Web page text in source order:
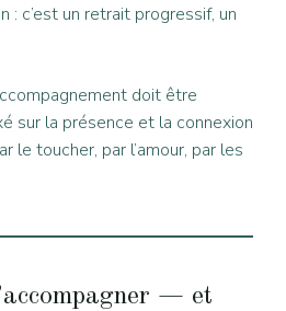
: c’est un retrait progressif, un
doit être
sur la présence et la connexion
toucher, par l’amour, par les
— et